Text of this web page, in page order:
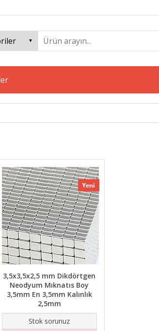
3,5x3,5x2,5 mm Dikdörtgen
Neodyum Mıknatıs Boy
3,5mm En 3,5mm Kalınlık
2,5mm
Stok sorunuz